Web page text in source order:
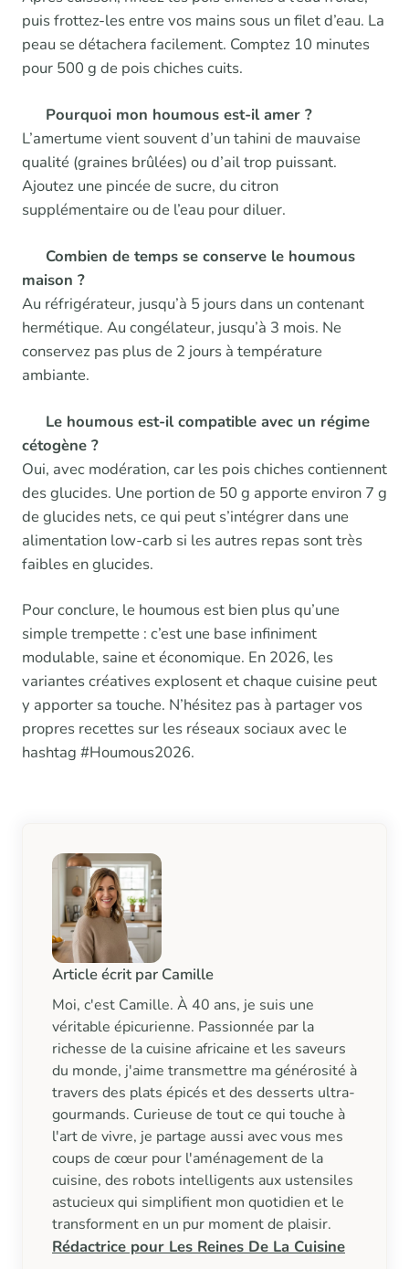
puis frottez-les entre vos mains sous un filet d’eau. La
peau se détachera facilement. Comptez 10 minutes
pour 500 g de pois chiches cuits.
Pourquoi mon houmous est-il amer ?
L’amertume vient souvent d’un tahini de mauvaise
qualité (graines brûlées) ou d’ail trop puissant.
Ajoutez une pincée de sucre, du citron
supplémentaire ou de l’eau pour diluer.
Combien de temps se conserve le houmous
maison ?
Au réfrigérateur, jusqu’à 5 jours dans un contenant
hermétique. Au congélateur, jusqu’à 3 mois. Ne
conservez pas plus de 2 jours à température
ambiante.
Le houmous est-il compatible avec un régime
cétogène ?
Oui, avec modération, car les pois chiches contiennent
des glucides. Une portion de 50 g apporte environ 7 g
de glucides nets, ce qui peut s’intégrer dans une
alimentation low-carb si les autres repas sont très
faibles en glucides.
Pour conclure, le houmous est bien plus qu’une
simple trempette : c’est une base infiniment
modulable, saine et économique. En 2026, les
variantes créatives explosent et chaque cuisine peut
y apporter sa touche. N’hésitez pas à partager vos
propres recettes sur les réseaux sociaux avec le
hashtag #Houmous2026.
Article écrit par Camille
Moi, c'est Camille. À 40 ans, je suis une
véritable épicurienne. Passionnée par la
richesse de la cuisine africaine et les saveurs
du monde, j'aime transmettre ma générosité à
travers des plats épicés et des desserts ultra-
gourmands. Curieuse de tout ce qui touche à
l'art de vivre, je partage aussi avec vous mes
coups de cœur pour l'aménagement de la
cuisine, des robots intelligents aux ustensiles
astucieux qui simplifient mon quotidien et le
transforment en un pur moment de plaisir.
Rédactrice pour Les Reines De La Cuisine